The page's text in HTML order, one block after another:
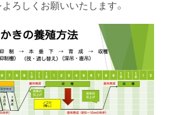
ろしくお願いいたします。